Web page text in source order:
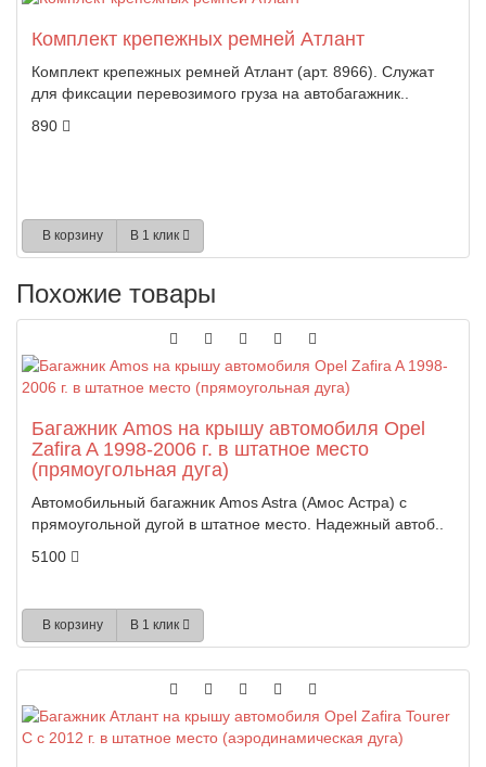
Комплект крепежных ремней Атлант
Комплект крепежных ремней Атлант (арт. 8966). Служат
для фиксации перевозимого груза на автобагажник..
890
В корзину В 1 клик
Похожие товары
Багажник Amos на крышу автомобиля Opel
Zafira A 1998-2006 г. в штатное место
(прямоугольная дуга)
Автомобильный багажник Amos Astra (Амос Астра) с
прямоугольной дугой в штатное место. Надежный автоб..
5100
В корзину В 1 клик